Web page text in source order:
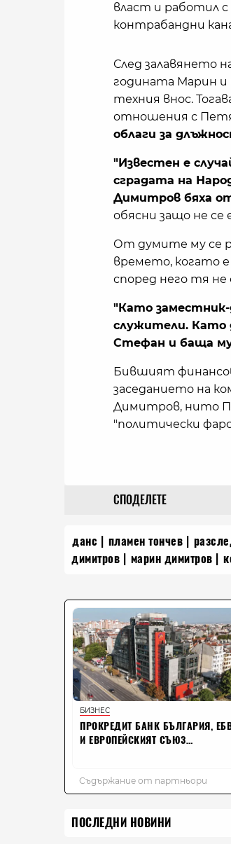
власт и работил
контрабандни
След залавянето
годината Марин
техния внос.
отношения с Петя
облаги за
"Известен е
сградата на
Димитров бяха
обясни защо не се
От думите му се
времето, когато
според него тя не
"Като
служители. Като
Стефан и баща
Бившият
заседанието на
Димитров, нито
"политически
СПОДЕЛЕТЕ
данс пламен тончев
димитров
марин димитров
ПОСЛЕДНИ НОВИНИ